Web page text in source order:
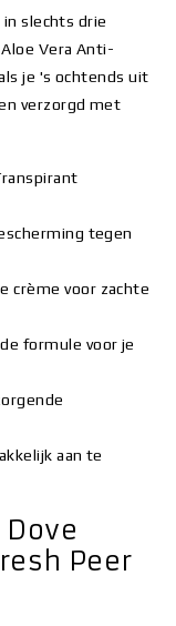
slechts drie
Aloe Vera Anti-
je 's ochtends uit
verzorgd met
tegen
crème voor zachte
formule voor je
aan te
Peer